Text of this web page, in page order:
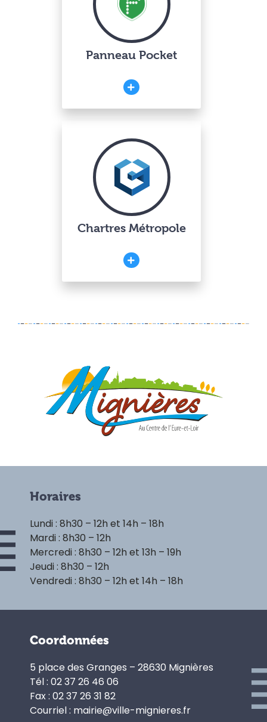
Panneau Pocket
Chartres Métropole
Horaires
Lundi : 8h30 – 12h et 14h – 18h
Mardi : 8h30 – 12h
Mercredi : 8h30 – 12h et 13h – 19h
Jeudi : 8h30 – 12h
Vendredi : 8h30 – 12h et 14h – 18h
Coordonnées
5 place des Granges – 28630 Mignières
Tél : 02 37 26 46 06
Fax : 02 37 26 31 82
Courriel : mairie@ville-mignieres.fr